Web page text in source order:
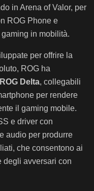
in Arena of Valor, per
ROG Phone e
in mobilità.
per offrire la
ROG ha
ROG Delta, collegabili
per rendere
il gaming mobile.
e driver con
audio per produrre
che consentono ai
degli avversari con